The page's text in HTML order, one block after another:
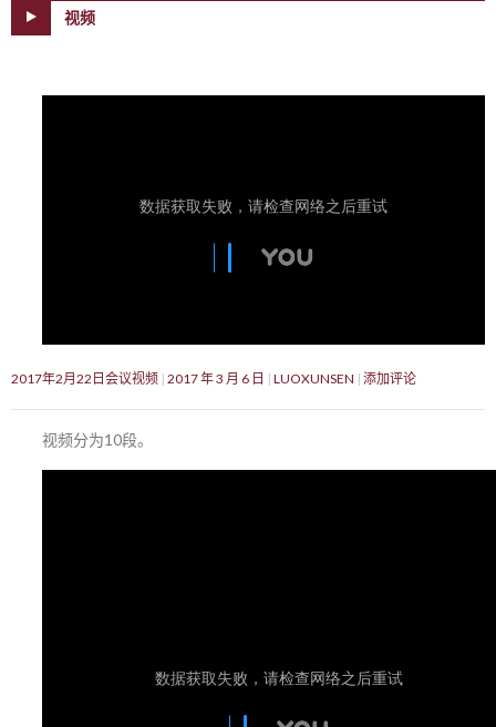
视频
2017年2月22日会议视频 2017 年 3 月 6 日 LUOXUNSEN 添加评论
视频分为10段。